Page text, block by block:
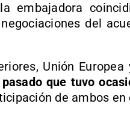
embajadora
del
Unión Europea
que tuvo
de ambos en